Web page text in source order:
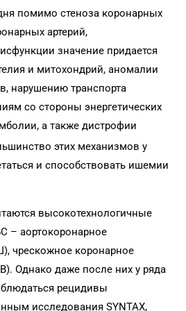
помимо стеноза коронарных
артерий,
значение придается
и митохондрий, аномалии
нарушению транспорта
со стороны энергетических
а также дистрофии
этих механизмов у
и способствовать ишемии
высокотехнологичные
– аортокоронарное
чрескожное коронарное
Однако даже после них у ряда
рецидивы
исследования SYNTAX,